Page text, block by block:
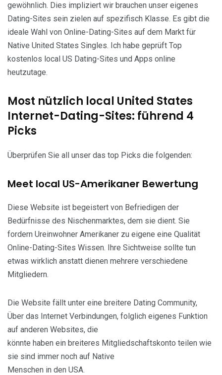
gewöhnlich. Dies impliziert wir brauchen unser eigenes
Dating-Sites sein zielen auf spezifisch Klasse. Es gibt die
ideale Wahl von Online-Dating-Sites auf dem Markt für
Native United States Singles. Ich habe geprüft Top
kostenlos local US Dating-Sites und Apps online
heutzutage.
Most nützlich local United States
Internet-Dating-Sites: führend 4
Picks
Überprüfen Sie all unser das top Picks die folgenden:
Meet local US-Amerikaner Bewertung
Diese Website ist begeistert von Befriedigen der
Bedürfnisse des Nischenmarktes, dem sie dient. Sie
fordern Ureinwohner Amerikaner zu eigene eine Qualität
Online-Dating-Sites Wissen. Ihre Sichtweise sollte tun
etwas wirklich anstatt dienen mehrere verschiedene
Mitgliedern.
Die Website fällt unter eine breitere Dating Community,
Über das Internet Verbindungen, folglich eigenes Funktion
auf anderen Websites, die
könnte haben ein breiteres Mitgliedschaftskonto teilen wie
sie sind immer noch auf Native
Menschen in den USA.